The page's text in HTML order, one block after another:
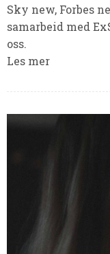
Sky new, Forbes
samarbeid med
oss.
Les mer